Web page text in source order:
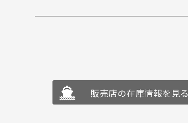
販売店の在庫情報を見る